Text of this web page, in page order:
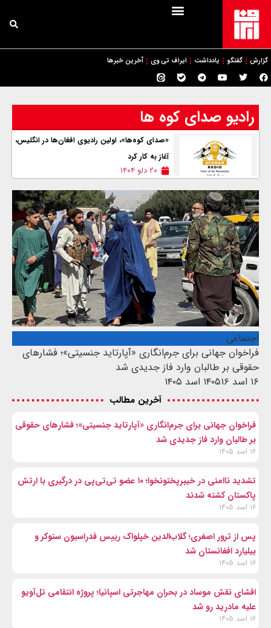
گزارش گفتگو یادداشت ایراف تی وی آخرین خبرها
رادیو صدای کوه ها
«صدای کوه‌ها»، اولین رادیوی افغان‌ها در انگلیس،
آغاز به کار کرد
۲۰ دلو ۱۴۰۴
اجتماعی
فراخوان جهانی برای جرم‌انگاری «آپارتاید جنسیتی»؛ فشارهای
حقوقی بر طالبان وارد فاز جدیدی شد
۱۶ اسد ۱۴۰۵
۱۶ اسد ۱۴۰۵
آخرین مطالب
فراخوان جهانی برای جرم‌انگاری «آپارتاید جنسیتی»؛ فشارهای حقوقی
بر طالبان وارد فاز جدیدی شد
۱۶ اسد ۱۴۰۵
تشدید ناامنی در خیبرپختونخوا؛ ۱۰ عضو تی‌تی‌پی در درگیری با ارتش
پاکستان کشته شدند
۱۶ اسد ۱۴۰۵
پس از ترور اصغری؛ گلاب‌الدین خپلواک رییس فدراسیون سنوکر و
بیلیارد افغانستان شد
۱۶ اسد ۱۴۰۵
افشای نقش موساد در بحران مهاجرتی اسپانیا؛ پروژه انتقامی تل‌آویو
علیه مادرید رو شد
۱۶ اسد ۱۴۰۵